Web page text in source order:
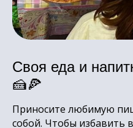
Своя еда и
🍰🍕
Приносите любимую
собой. Чтобы избавить